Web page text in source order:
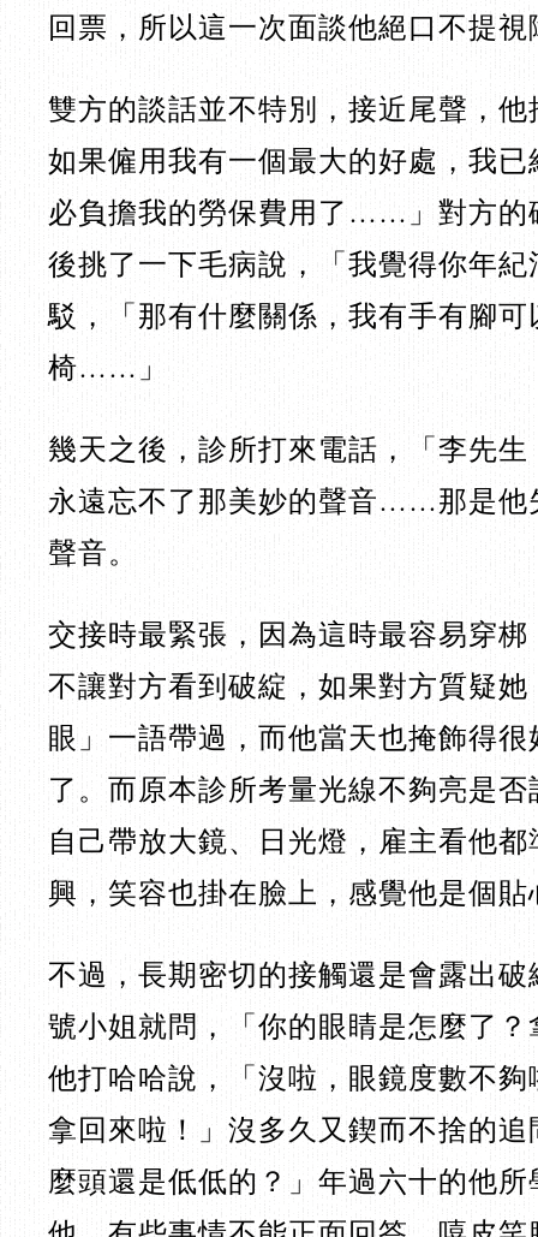
回票，所以這一次面談他絕口不提
雙方的談話並不特別，接近尾聲，
如果僱用我有一個最大的好處，我
必負擔我的勞保費用了……」對方的
後挑了一下毛病說，「我覺得你年
駁，「那有什麼關係，我有手有腳
椅……」
幾天之後，診所打來電話，「李先
永遠忘不了那美妙的聲音……那是他
聲音。
交接時最緊張，因為這時最容易穿
不讓對方看到破綻，如果對方質疑
眼」一語帶過，而他當天也掩飾得
了。而原本診所考量光線不夠亮是
自己帶放大鏡、日光燈，雇主看他
興，笑容也掛在臉上，感覺他是個
不過，長期密切的接觸還是會露出
號小姐就問，「你的眼睛是怎麼了
他打哈哈說，「沒啦，眼鏡度數不
拿回來啦！」沒多久又鍥而不捨的
麼頭還是低低的？」年過六十的他